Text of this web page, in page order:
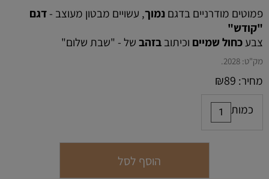
פמוטים מודרניים בדגם נמוך, עשויים מבטון מעוצב - דגם
"קודש"
צבעכחול שמיים וכיתוב בזהב של - "שבת שלום"
מק"ט: 2028.
מחיר: ₪89
כמות
הוסף לסל